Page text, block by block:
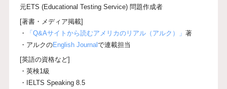
元ETS (Educational Testing Service) 問題作成者
[著書・メディア掲載]
・
「Q&Aサイトから読むアメリカのリアル（アルク）」著
・アルクのEnglish Journalで連載担当
[英語の資格など]
・英検1級
・IELTS Speaking 8.5